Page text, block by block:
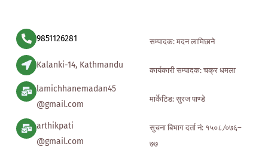
9851126281
Kalanki-14, Kathmandu
lamichhanemadan45
@gmail.com
arthikpati
@gmail.com
सम्पादक: मदन लामिछाने
कार्यकारी सम्पादक: चक्र धमला
मार्केटिड: सुरज पाण्डे
सुचना बिभाग दर्ता नं: १५०८ ∕०७६–
७७